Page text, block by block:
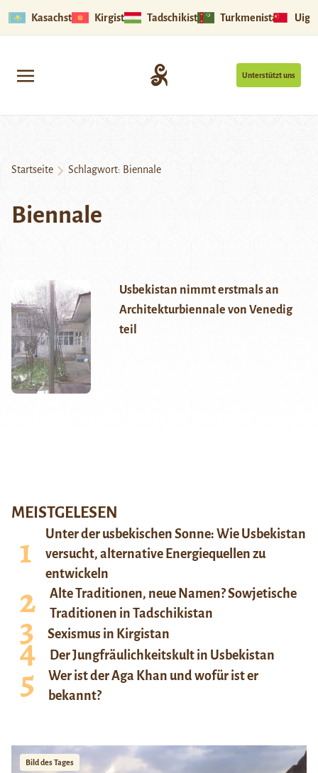
Kasachstan Kirgistan Tadschikistan Turkmenistan
Unterstützt uns
Startseite Schlagwort: Biennale
Biennale
Usbekistan nimmt erstmals an
Architekturbiennale von Venedig
teil
MEISTGELESEN
Unter der usbekischen Sonne: Wie Usbekistan
versucht, alternative Energiequellen zu
entwickeln
Alte Traditionen, neue Namen? Sowjetische
Traditionen in Tadschikistan
Sexismus in Kirgistan
Der Jungfräulichkeitskult in Usbekistan
Wer ist der Aga Khan und wofür ist er
bekannt?
Bild des Tages